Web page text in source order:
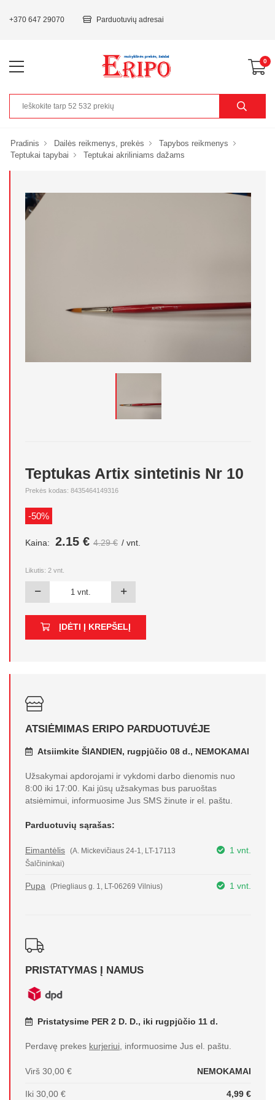
+370 647 29070 Parduotuvių adresai
0
Pradinis Dailės reikmenys, prekės
Tapybos reikmenys
Teptukai tapybai
Teptukai akriliniams dažams
Teptukas Artix sintetinis Nr 10
Prekės kodas: 8435464149316
-50%
Kaina: 2.15 € 4.29 € / vnt.
Likutis: 2 vnt.
ĮDĖTI Į KREPŠELĮ
ATSIĖMIMAS ERIPO PARDUOTUVĖJE
Atsiimkite ŠIANDIEN, rugpjūčio 08 d., NEMOKAMAI
Užsakymai apdorojami ir vykdomi darbo dienomis nuo
8:00 iki 17:00. Kai jūsų užsakymas bus paruoštas
atsiėmimui, informuosime Jus SMS žinute ir el. paštu.
Parduotuvių sąrašas:
Eimantėlis
(A. Mickevičiaus 24-1, LT-17113
Šalčininkai)
1 vnt.
Pupa (Priegliaus g. 1, LT-06269 Vilnius) 1 vnt.
PRISTATYMAS Į NAMUS
Pristatysime PER 2 D. D., iki rugpjūčio 11 d.
Perdavę prekes kurjeriui, informuosime Jus el. paštu.
Virš 30,00 € NEMOKAMAI
Iki 30,00 € 4,99 €